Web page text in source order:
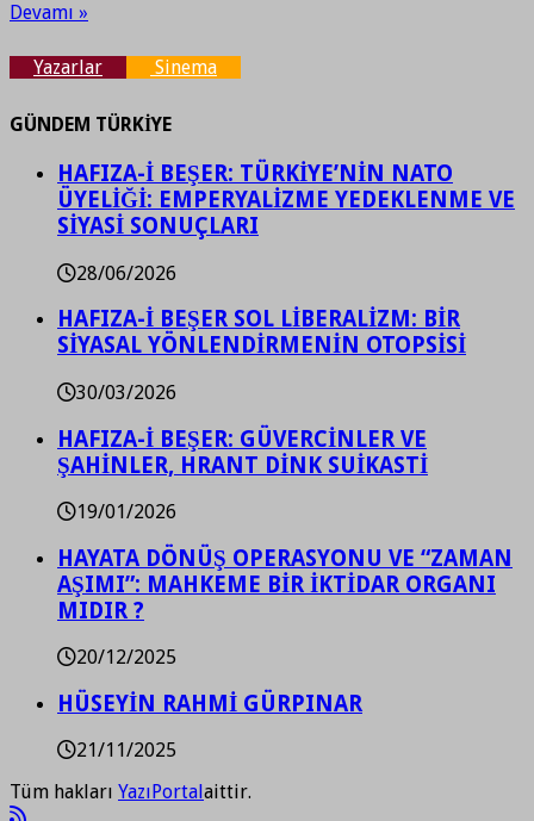
Devamı »
Yazarlar Sinema
GÜNDEM TÜRKİYE
HAFIZA-İ BEŞER: TÜRKİYE’NİN NATO
ÜYELİĞİ: EMPERYALİZME YEDEKLENME VE
SİYASİ SONUÇLARI
28/06/2026
HAFIZA-İ BEŞER SOL LİBERALİZM: BİR
SİYASAL YÖNLENDİRMENİN OTOPSİSİ
30/03/2026
HAFIZA-İ BEŞER: GÜVERCİNLER VE
ŞAHİNLER, HRANT DİNK SUİKASTİ
19/01/2026
HAYATA DÖNÜŞ OPERASYONU VE “ZAMAN
AŞIMI”: MAHKEME BİR İKTİDAR ORGANI
MIDIR ?
20/12/2025
HÜSEYİN RAHMİ GÜRPINAR
21/11/2025
Tüm hakları YazıPortal aittir.